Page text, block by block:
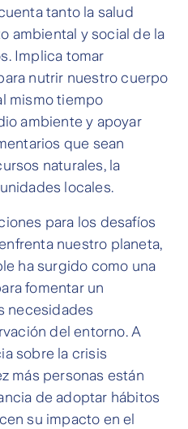
tanto la salud
ambiental y social de la
Implica tomar
nutrir nuestro cuerpo
mismo tiempo
ambiente y apoyar
que sean
naturales, la
locales.
para los desafíos
nuestro planeta,
ha surgido como una
fomentar un
necesidades
del entorno. A
sobre la crisis
más personas están
de adoptar hábitos
su impacto en el